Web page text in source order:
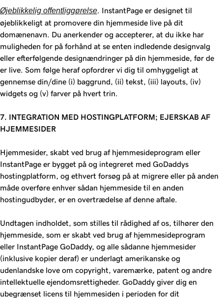
Øjeblikkelig offentliggørelse . InstantPage er designet til
øjeblikkeligt at promovere din hjemmeside live på dit
domænenavn. Du anerkender og accepterer, at du ikke har
muligheden for på forhånd at se enten indledende designvalg
eller efterfølgende designændringer på din hjemmeside, før de
er live. Som følge heraf opfordrer vi dig til omhyggeligt at
gennemse din/dine (i) baggrund, (ii) tekst, (iii) layouts, (iv)
widgets og (v) farver på hvert trin.
7. INTEGRATION MED HOSTINGPLATFORM; EJERSKAB AF
HJEMMESIDER
Hjemmesider, skabt ved brug af hjemmesideprogram eller
InstantPage er bygget på og integreret med GoDaddys
hostingplatform, og ethvert forsøg på at migrere eller på anden
måde overføre enhver sådan hjemmeside til en anden
hostingudbyder, er en overtrædelse af denne aftale.
Undtagen indholdet, som stilles til rådighed af os, tilhører den
hjemmeside, som er skabt ved brug af hjemmesideprogram
eller InstantPage GoDaddy, og alle sådanne hjemmesider
(inklusive kopier deraf) er underlagt amerikanske og
udenlandske love om copyright, varemærke, patent og andre
intellektuelle ejendomsrettigheder. GoDaddy giver dig en
ubegrænset licens til hjemmesiden i perioden for dit